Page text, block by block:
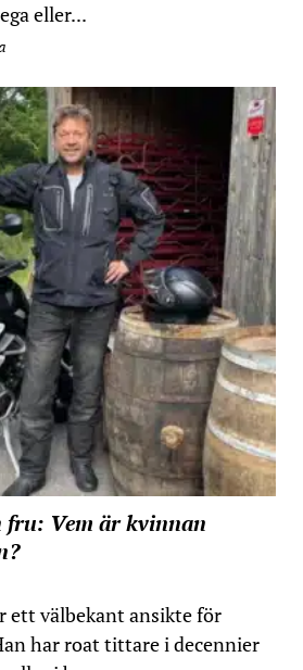
eller...
fru: Vem är kvinnan
ett välbekant ansikte för
har roat tittare i decennier